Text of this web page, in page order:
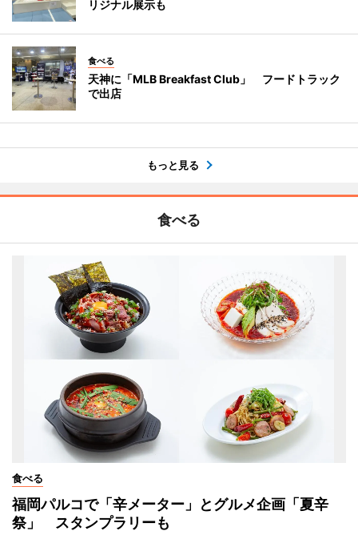
リジナル展示も
食べる
天神に「MLB Breakfast Club」 フードトラック
で出店
もっと見る
食べる
食べる
福岡パルコで「辛メーター」とグルメ企画「夏辛
祭」 スタンプラリーも